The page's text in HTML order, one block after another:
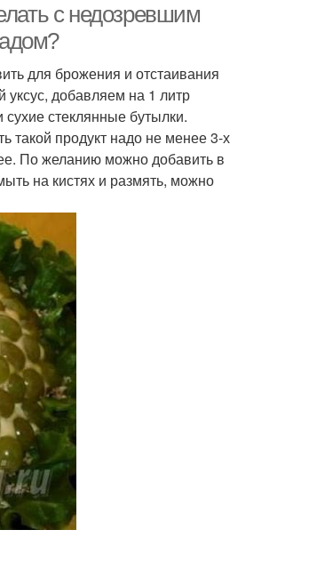
с недозревшим
для брожения и отстаивания
добавляем на 1 литр
стеклянные бутылки.
такой продукт надо не менее 3-х
По желанию можно добавить в
на кистях и размять, можно